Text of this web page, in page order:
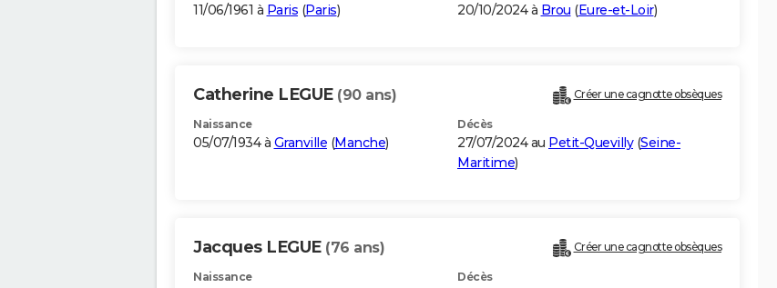
11/06/1961 à Paris (Paris) 20/10/2024 à Brou (Eure-et-Loir)
Catherine LEGUE (90 ans) Créer une cagnotte obsèques
Naissance
05/07/1934 à Granville (Manche)
Décès
27/07/2024 au Petit-Quevilly(Seine-
Maritime)
Jacques LEGUE (76 ans) Créer une cagnotte obsèques
Naissance Décès